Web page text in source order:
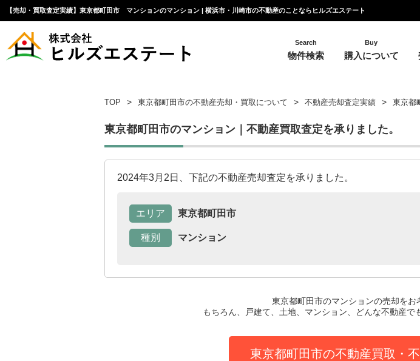
【売却・買取査定実績】東京都町田市 マンションのマンション | 横浜市・川崎市の不動産のことならヒルズエステート
Search
物件検索
Buy
購入について
TOP 東京都町田市の不動産売却・買取について 不動産売却査定実績 東京都
東京都町田市のマンション｜不動産買取査定を承りました。
2024年3月2日、下記の不動産売却査定を承りました。
エリア 東京都町田市
種別 マンション
東京都町田市のマンションの売却をお
もちろん、戸建て、土地、マンション、どんな不動産で
東京都町田市の不動産買取・